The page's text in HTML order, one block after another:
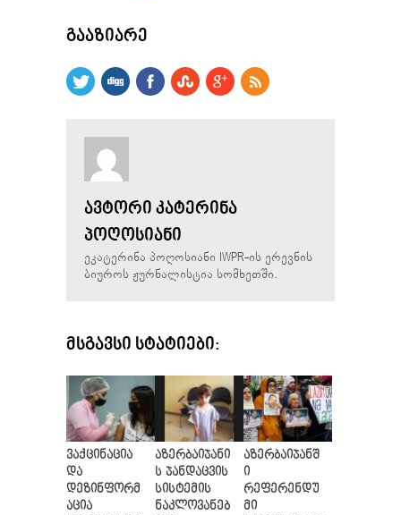
ᲒᲐᲐᲖᲘᲐᲠᲔ
ᲐᲕᲢᲝᲠᲘ ᲙᲐᲢᲔᲠᲘᲜᲐ
ᲞᲝᲦᲝᲡᲘᲐᲜᲘ
ეკატერინა პოღოსიანი IWPR-ის ერევნის
ბიუროს ჟურნალისტია სომხეთში.
ᲛᲡᲒᲐᲕᲡᲘ ᲡᲢᲐᲢᲘᲔᲑᲘ:
ვაქცინაცია
და
დეზინფორმ
აცია
აზერბაიჯანი
ს ჯანდაცვის
სისტემის
ნაკლოვანებ
აზერბაიჯანშ
ი
რეფერენდუ
მი